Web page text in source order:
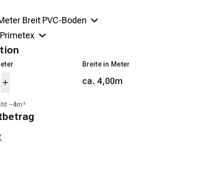
~4m²
Breite in Meter
ca. 4,00m